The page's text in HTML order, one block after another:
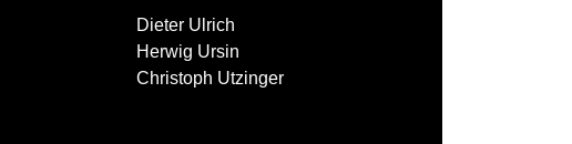
Dieter Ulrich
Herwig Ursin
Christoph Utzinger